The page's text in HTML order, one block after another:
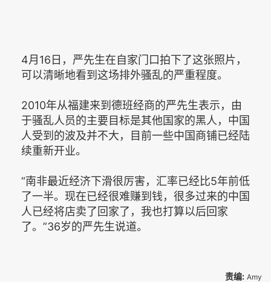
4月16日，严先生在自家门口拍下了这张照片，
可以清晰地看到这场排外骚乱的严重程度。
2010年从福建来到德班经商的严先生表示，由
于骚乱人员的主要目标是其他国家的黑人，中国
人受到的波及并不大，目前一些中国商铺已经陆
续重新开业。
“南非最近经济下滑很厉害，汇率已经比5年前低
了一半。现在已经很难赚到钱，很多过来的中国
人已经将店卖了回家了，我也打算以后回家
了。”36岁的严先生说道。
责编: Amy